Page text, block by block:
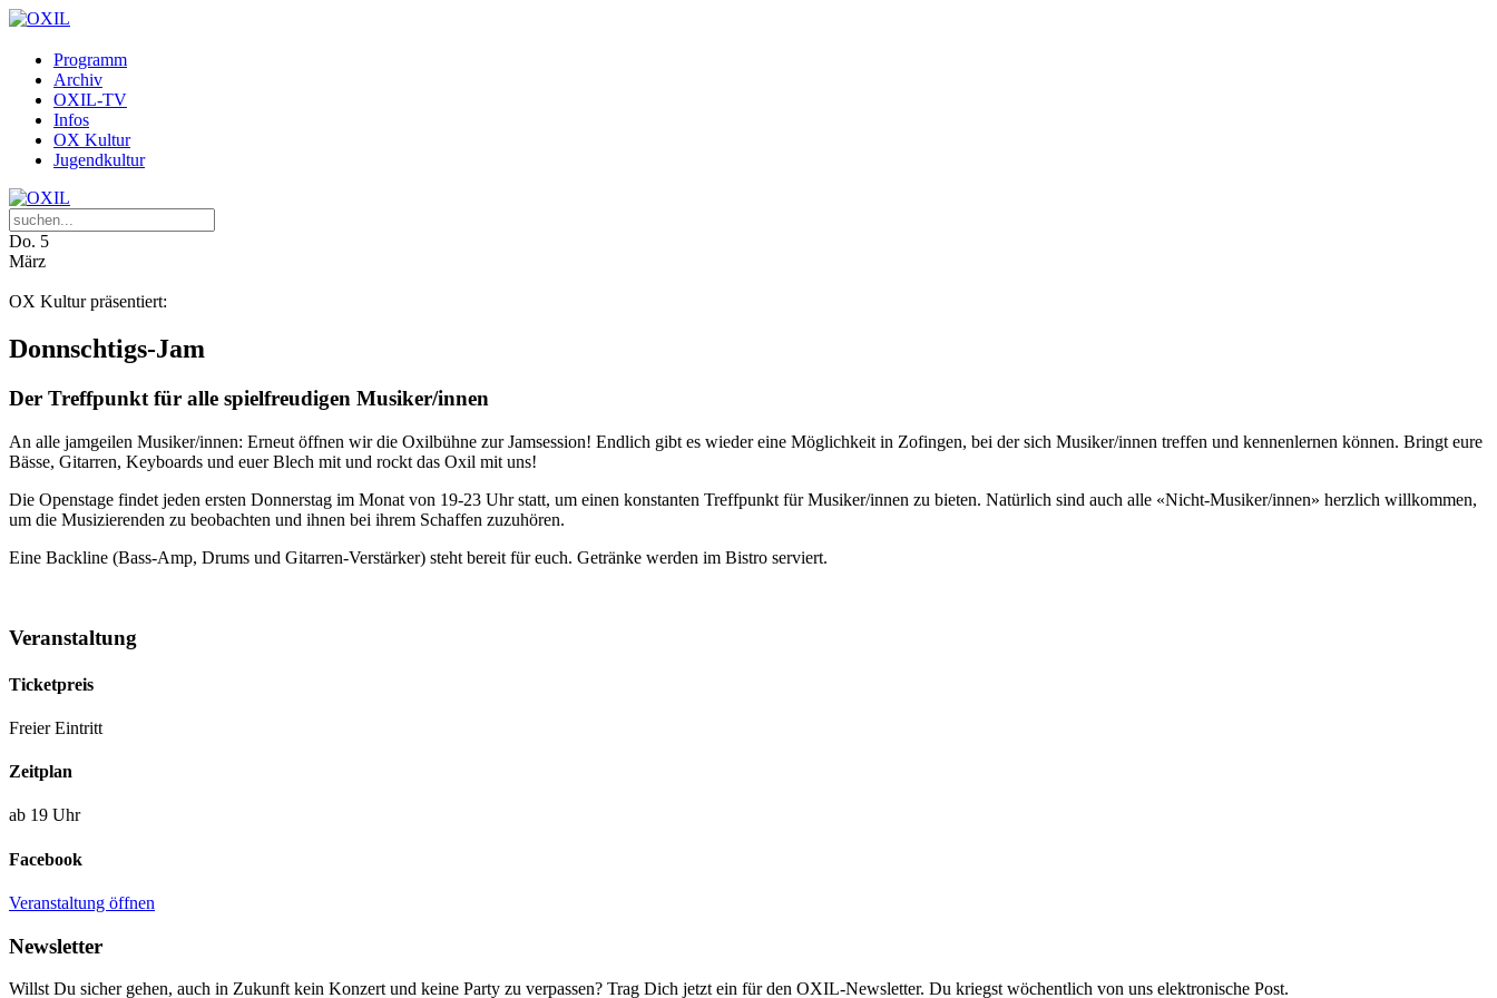
Programm
Archiv
OXIL-TV
Infos
OX Kultur
Jugendkultur
Do. 5
März
OX Kultur präsentiert:
Donnschtigs-Jam
Der Treffpunkt für alle spielfreudigen Musiker/innen
An alle jamgeilen Musiker/innen: Erneut öffnen wir die Oxilbühne zur Jamsession! Endlich gibt es wieder eine Möglichkeit in Zofingen, bei der sich Musiker/innen treffen und kennenlernen können. Bringt eure
Bässe, Gitarren, Keyboards und euer Blech mit und rockt das Oxil mit uns!
Die Openstage findet jeden ersten Donnerstag im Monat von 19-23 Uhr statt, um einen konstanten Treffpunkt für Musiker/innen zu bieten. Natürlich sind auch alle «Nicht-Musiker/innen» herzlich willkommen,
um die Musizierenden zu beobachten und ihnen bei ihrem Schaffen zuzuhören.
Eine Backline (Bass-Amp, Drums und Gitarren-Verstärker) steht bereit für euch. Getränke werden im Bistro serviert.
Veranstaltung
Ticketpreis
Freier Eintritt
Zeitplan
ab 19 Uhr
Facebook
Veranstaltung öffnen
Newsletter
Willst Du sicher gehen, auch in Zukunft kein Konzert und keine Party zu verpassen? Trag Dich jetzt ein für den OXIL-Newsletter. Du kriegst wöchentlich von uns elektronische Post.